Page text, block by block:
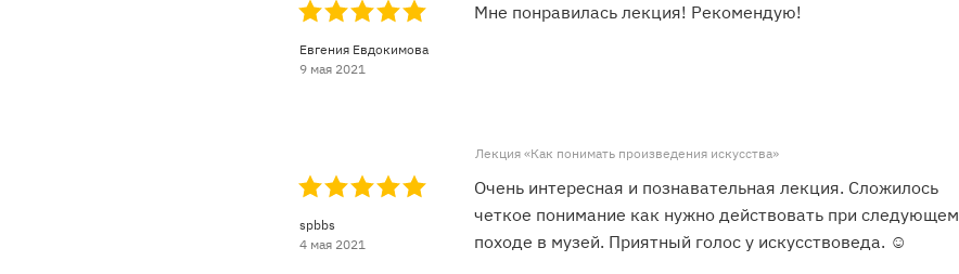
Евгения Евдокимова
9 мая 2021
Мне понравилась лекция! Рекомендую!
Лекция «Как понимать произведения искусства»
spbbs
4 мая 2021
Очень интересная и познавательная лекция. Сложилось
четкое понимание как нужно действовать при следующем
походе в музей. Приятный голос у искусствоведа. ☺️